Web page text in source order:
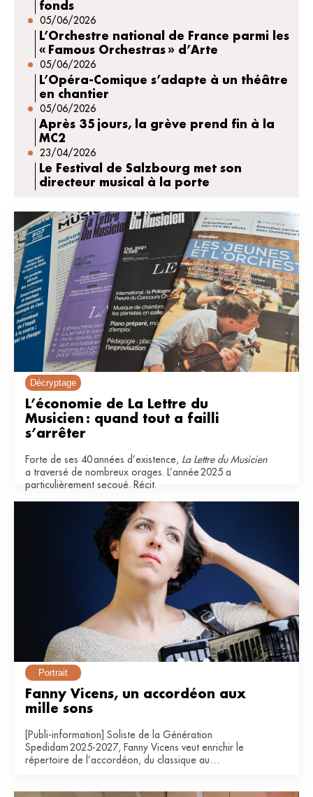
fonds
05/06/2026
L’Orchestre national de France parmi les
« Famous Orchestras » d’Arte
05/06/2026
L’Opéra-Comique s’adapte à un théâtre
en chantier
05/06/2026
Après 35 jours, la grève prend fin à la
MC2
23/04/2026
Le Festival de Salzbourg met son
directeur musical à la porte
Décryptage
L’économie de La Lettre du
Musicien : quand tout a failli
s’arrêter
Forte de ses 40 années d’existence, La Lettre du Musicien
a traversé de nombreux orages. L’année 2025 a
particulièrement secoué. Récit.
Portrait
Fanny Vicens, un accordéon aux
mille sons
[Publi-information] Soliste de la Génération
Spedidam 2025-2027, Fanny Vicens veut enrichir le
répertoire de l’accordéon, du classique au